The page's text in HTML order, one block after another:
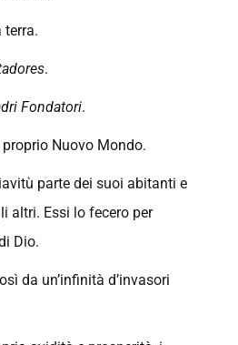
terra.
.
Fondatori.
Nuovo Mondo.
parte dei suoi abitanti e
altri. Essi lo fecero per
Dio.
da un’infinità d’invasori